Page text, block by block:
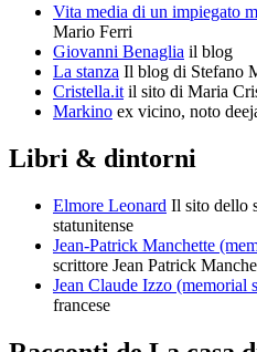
Vita media di un impiegato
Mario Ferri
Giovanni Benaglia il blog
La stanza Il blog di Stefano
Cristella.it il sito di Maria
Markino ex vicino, noto
Libri & dintorni
Elmore Leonard Il sito dello
statunitense
Jean-Patrick Manchette
scrittore Jean Patrick
Jean Claude Izzo (memorial
francese